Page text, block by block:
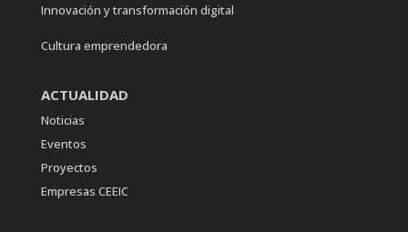
Innovación y transformación digital
Cultura emprendedora
ACTUALIDAD
Noticias
Eventos
Proyectos
Empresas CEEIC